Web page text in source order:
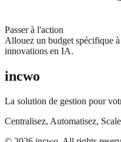
Passer à l'action
Allouez un budget spécifique
innovations en IA.
incwo
La solution de gestion pour
Centralisez, Automatisez,